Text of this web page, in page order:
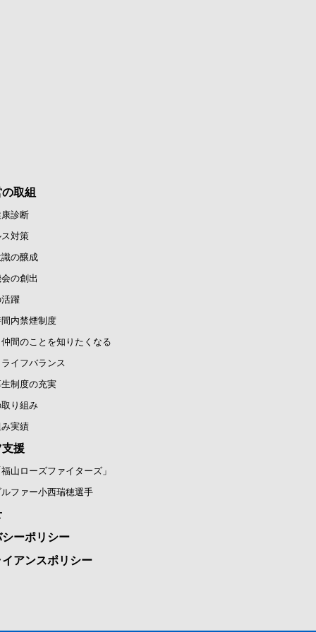
取組
診断
対策
の醸成
の創出
躍
内禁煙制度
仲間のことを知りたくなる
イフバランス
制度の充実
り組み
実績
支援
山ローズファイターズ」
ファー小西瑞穂選手
ーポリシー
イアンスポリシー